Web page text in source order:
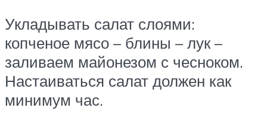
Укладывать салат слоями:
копченое мясо – блины – лук –
заливаем майонезом с чесноком.
Настаиваться салат должен как
минимум час.